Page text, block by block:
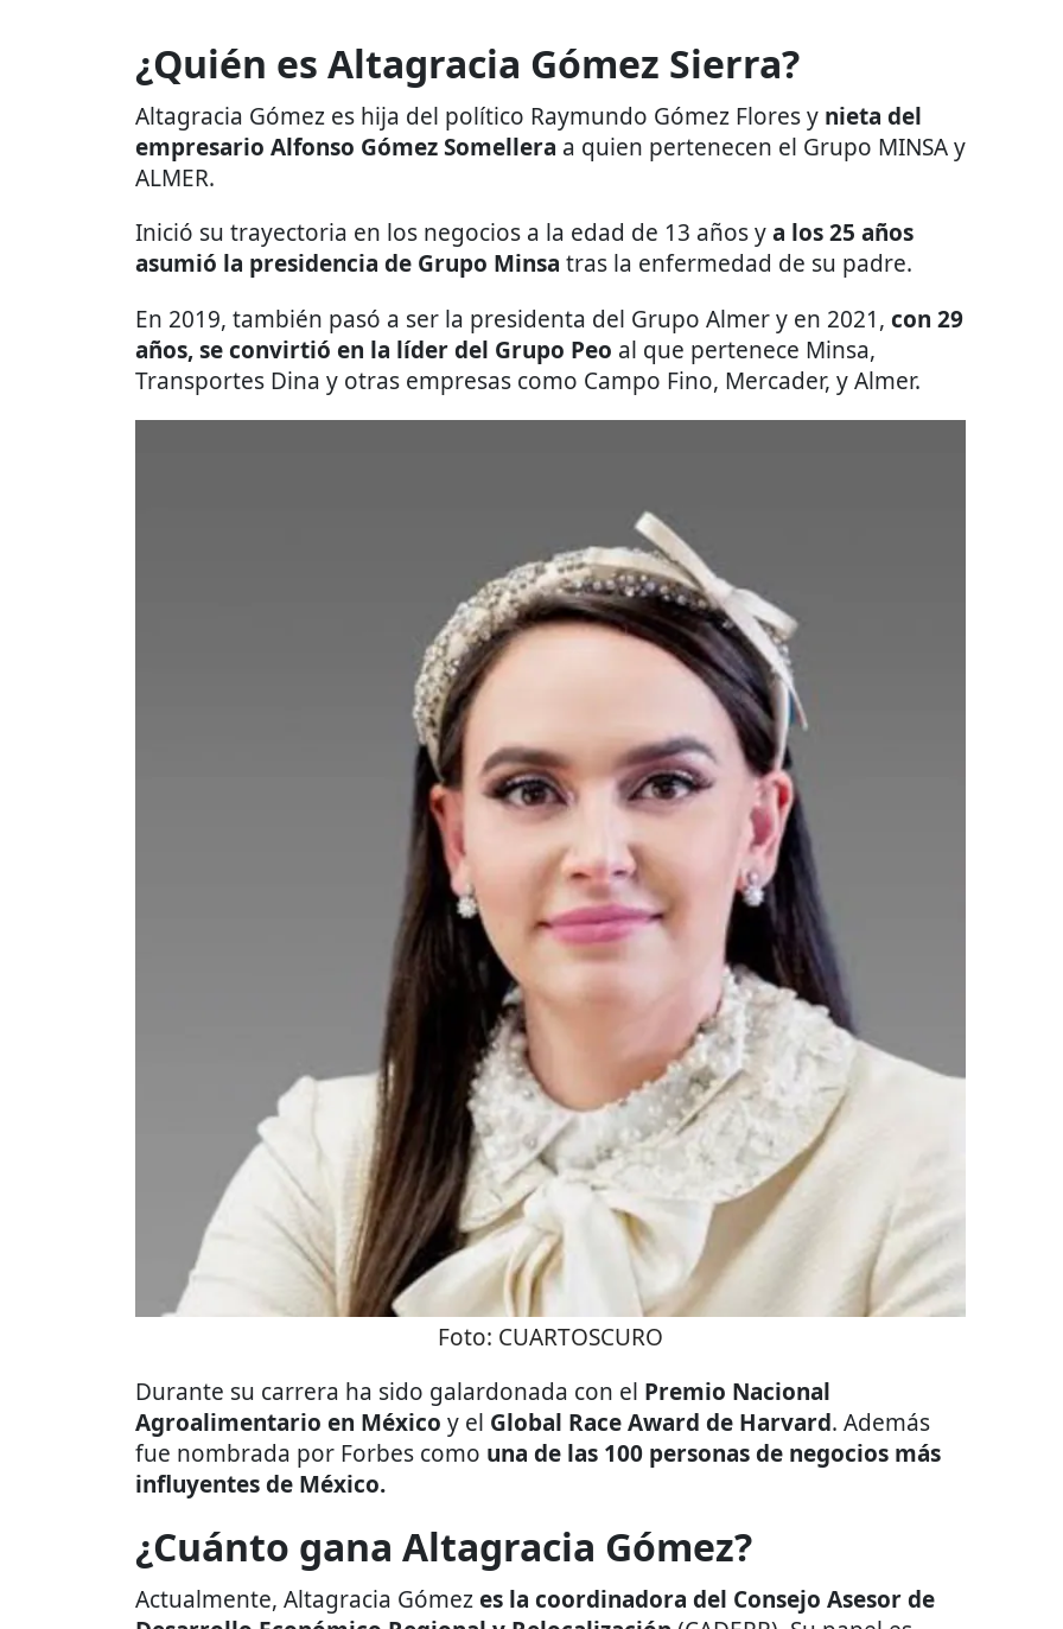
¿Quién es Altagracia Gómez Sierra?
Altagracia Gómez es hija del político Raymundo Gómez Flores y nieta del
empresario Alfonso Gómez Somellera a quien pertenecen el Grupo MINSA y
ALMER.
Inició su trayectoria en los negocios a la edad de 13 años ya los 25 años
asumió la presidencia de Grupo Minsa tras la enfermedad de su padre.
En 2019, también pasó a ser la presidenta del Grupo Almer y en 2021, con 29
años, se convirtió en la líder del Grupo Peo al que pertenece Minsa,
Transportes Dina y otras empresas como Campo Fino, Mercader, y Almer.
Foto: CUARTOSCURO
Durante su carrera ha sido galardonada con el Premio Nacional
Agroalimentario en México y el Global Race Award de Harvard. Además
fue nombrada por Forbes como una de las 100 personas de negocios más
influyentes de México.
¿Cuánto gana Altagracia Gómez?
Actualmente, Altagracia Gómezes la coordinadora del Consejo Asesor de